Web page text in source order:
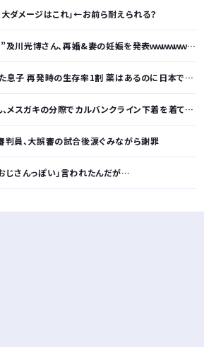
大ダメージはこれ」←お前ら耐えられる？
川光博さん、再婚&妻の妊娠を発表ｗｗｗｗｗｗｗｗｗｗ
の生存率1割 薬はあるのに日本では使えない「ドラッグロス」に直面
ガキの分際でカルバンクライン下着を着てしまうwwwwwww
判員、大誤審の試合後涙ぐみながら謝罪
じさんっぽい」言われたんだが…